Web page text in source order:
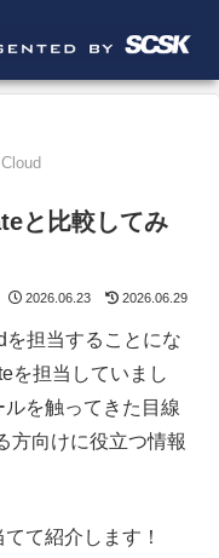
と比較してみ
2026.06.23 2026.06.29
担当することにな
を担当していまし
を触ってきた目線
方向けに役立つ情報
て紹介します！